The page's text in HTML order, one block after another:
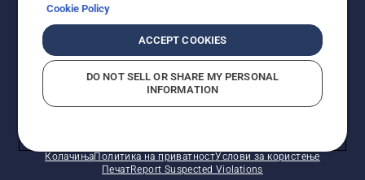
© Husqvarna AB (publ). Сите права се задржани.
КолачињаПолитика на приватностУслови за користење
ПечатReport Suspected Violations
Cookie Policy
ACCEPT COOKIES
DO NOT SELL OR SHARE MY PERSONAL
INFORMATION